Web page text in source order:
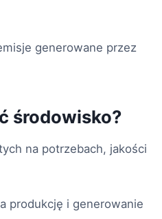
generowane przez
środowisko?
na potrzebach, jakości
produkcję i generowanie